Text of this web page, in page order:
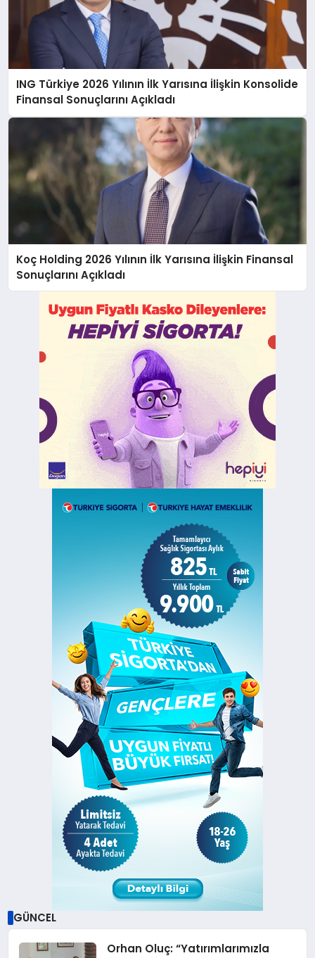
ING Türkiye 2026 Yılının İlk Yarısına İlişkin Konsolide
Finansal Sonuçlarını Açıkladı
Koç Holding 2026 Yılının İlk Yarısına İlişkin Finansal
Sonuçlarını Açıkladı
GÜNCEL
Orhan Oluç: “Yatırımlarımızla